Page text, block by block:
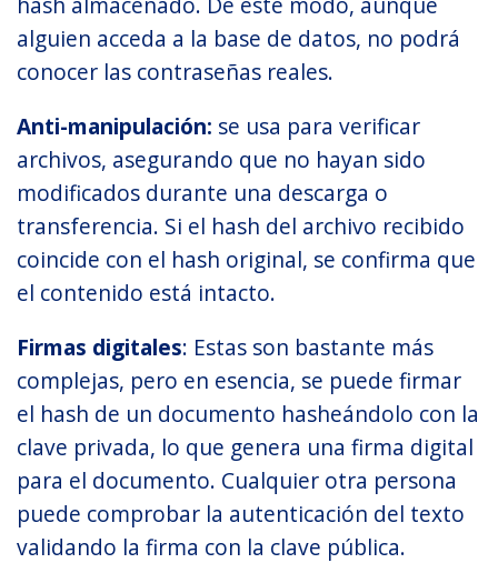
alguien acceda a la base de datos, no podrá
conocer las contraseñas reales.
Anti-manipulación: se usa para verificar
archivos, asegurando que no hayan sido
modificados durante una descarga o
transferencia. Si el hash del archivo recibido
coincide con el hash original, se confirma que
el contenido está intacto.
Firmas digitales: Estas son bastante más
complejas, pero en esencia, se puede firmar
el hash de un documento hasheándolo con la
clave privada, lo que genera una firma digital
para el documento. Cualquier otra persona
puede comprobar la autenticación del texto
validando la firma con la clave pública.